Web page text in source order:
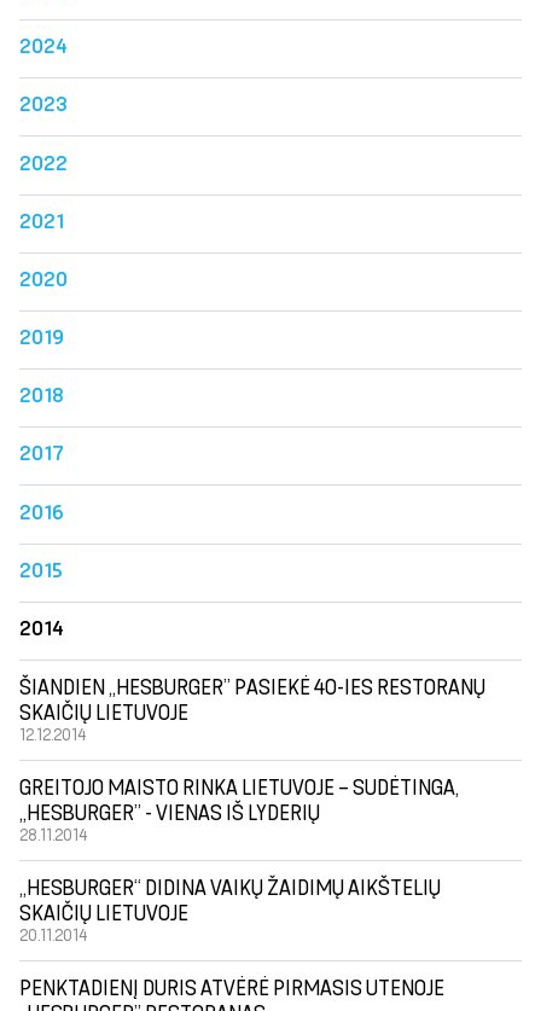
2024
2023
2022
2021
2020
2019
2018
2017
2016
2015
2014
ŠIANDIEN „HESBURGER” PASIEKĖ 40-IES RESTORANŲ
SKAIČIŲ LIETUVOJE
12.12.2014
GREITOJO MAISTO RINKA LIETUVOJE – SUDĖTINGA,
„HESBURGER” - VIENAS IŠ LYDERIŲ
28.11.2014
„HESBURGER“ DIDINA VAIKŲ ŽAIDIMŲ AIKŠTELIŲ
SKAIČIŲ LIETUVOJE
20.11.2014
PENKTADIENĮ DURIS ATVĖRĖ PIRMASIS UTENOJE